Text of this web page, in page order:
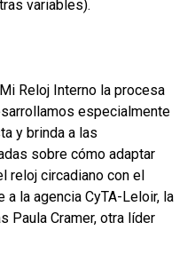
variables).
Reloj Interno la procesa
especialmente
y brinda a las
sobre cómo adaptar
reloj circadiano con el
la agencia CyTA-Leloir, la
Paula Cramer, otra líder